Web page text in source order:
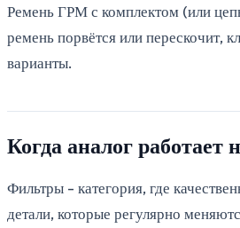
Ремень ГРМ с комплектом (или
ремень порвётся или перескочит,
варианты.
Когда аналог работает
Фильтры - категория, где
детали, которые регулярно